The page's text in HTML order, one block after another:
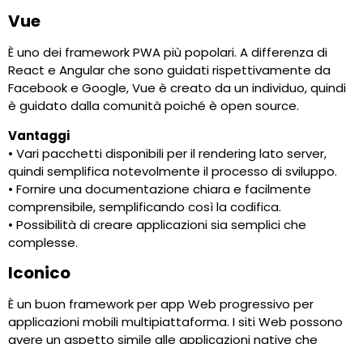
Vue
È uno dei framework PWA più popolari. A differenza di
React e Angular che sono guidati rispettivamente da
Facebook e Google, Vue è creato da un individuo, quindi
è guidato dalla comunità poiché è open source.
Vantaggi
• Vari pacchetti disponibili per il rendering lato server,
quindi semplifica notevolmente il processo di sviluppo.
• Fornire una documentazione chiara e facilmente
comprensibile, semplificando così la codifica.
• Possibilità di creare applicazioni sia semplici che
complesse.
Iconico
È un buon framework per app Web progressivo per
applicazioni mobili multipiattaforma. I siti Web possono
avere un aspetto simile alle applicazioni native che